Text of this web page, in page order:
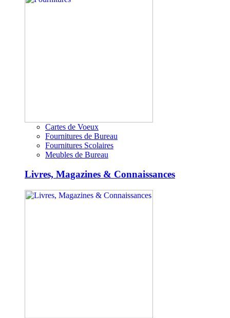
Cartes de Voeux
Fournitures de Bureau
Fournitures Scolaires
Meubles de Bureau
Livres, Magazines & Connaissances